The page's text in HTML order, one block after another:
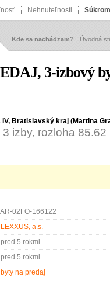
Nehnuteľnosti
Kde sa nachádzam? Úvodná
3-izbový
Bratislavský kraj (Martina
izby, rozloha
AR-02FO-166122
LEXXUS, a.s.
pred 5 rokmi
pred 5 rokmi
byty na predaj